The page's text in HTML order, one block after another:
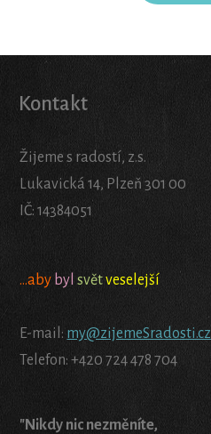
Kontakt
Žijeme s radostí, z.s.
Lukavická 14, Plzeň 301 00
IČ: 14384051
...aby byl světveselejší
E-mail: my@zijemeSradosti.cz
Telefon: +420 724 478 704
"Nikdy nic nezměníte,